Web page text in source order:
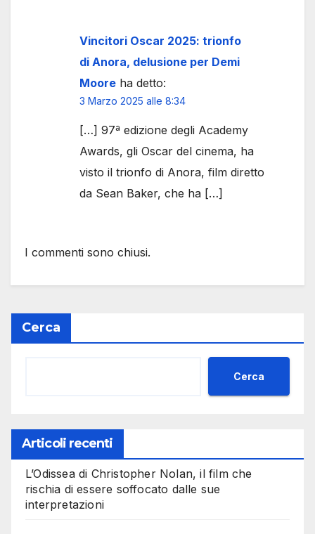
Vincitori Oscar 2025: trionfo
di Anora, delusione per Demi
Moore ha detto:
3 Marzo 2025 alle 8:34
[…] 97ª edizione degli Academy
Awards, gli Oscar del cinema, ha
visto il trionfo di Anora, film diretto
da Sean Baker, che ha […]
I commenti sono chiusi.
Cerca
Cerca
Articoli recenti
L’Odissea di Christopher Nolan, il film che
rischia di essere soffocato dalle sue
interpretazioni